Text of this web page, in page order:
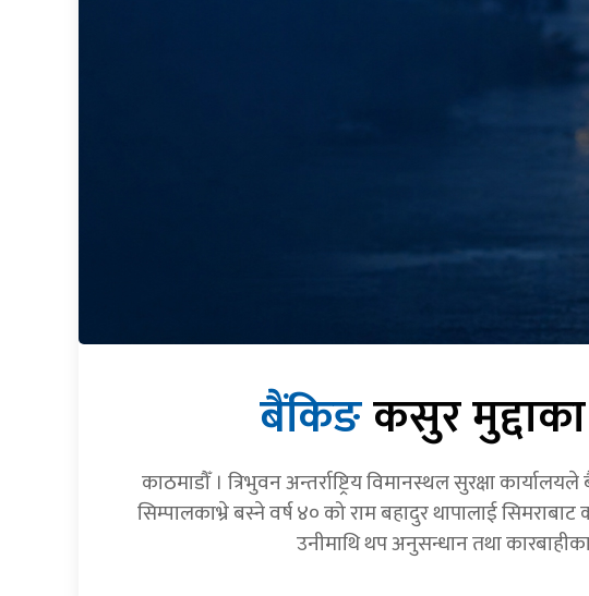
बैंकिङकसुर
काठमाडौँ । त्रिभुवन अन्तर्राष्ट्रिय विमानस्थल सुरक्षा
सिम्पालकाभ्रे बस्ने वर्ष ४० को राम बहादुर थापालाई
उनीमाथि थप अनुसन्धान तथा